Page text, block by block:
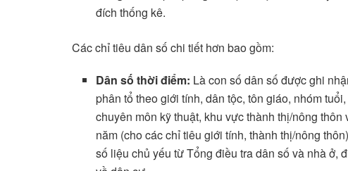
đích thống kê.
Các chỉ tiêu dân số chi tiết hơn bao gồm:
Dân số thời điểm: Là con số dân số được ghi
phân tổ theo giới tính, dân tộc, tôn giáo, nhóm
chuyên môn kỹ thuật, khu vực thành thị/nông
năm (cho các chỉ tiêu giới tính, thành thị/nông
số liệu chủ yếu từ Tổng điều tra dân số và nhà ở,